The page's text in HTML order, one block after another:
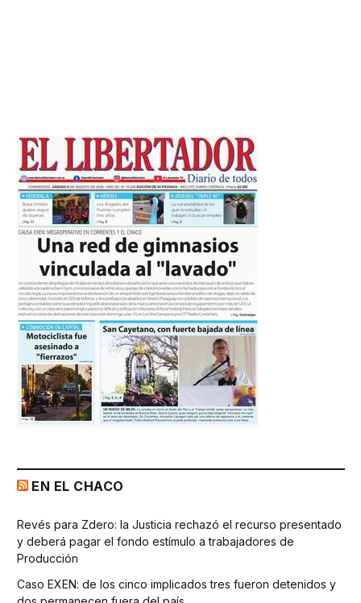
EN EL CHACO
Revés para Zdero: la Justicia rechazó el recurso presentado
y deberá pagar el fondo estímulo a trabajadores de
Producción
Caso EXEN: de los cinco implicados tres fueron detenidos y